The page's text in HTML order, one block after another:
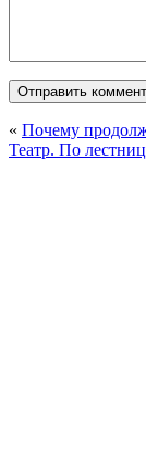
« Почему
Театр. По